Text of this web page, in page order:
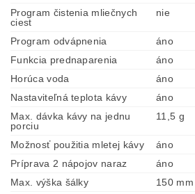
Program čistenia mliečnych
ciest
nie
Program odvápnenia
áno
Funkcia prednaparenia
áno
Horúca voda
áno
Nastaviteľná teplota kávy
áno
Max. dávka kávy na jednu
porciu
11,5 g
Možnosť použitia mletej kávy
áno
Príprava 2 nápojov naraz
áno
Max. výška šálky
150 mm